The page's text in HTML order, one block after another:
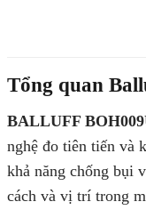
Tổng quan
BALLUFF
nghệ đo tiên tiến và
khả năng chống bụi
cách và vị trí trong